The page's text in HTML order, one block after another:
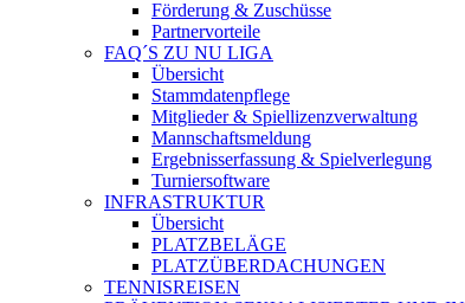
Förderung & Zuschüsse
Partnervorteile
FAQ´S ZU NU LIGA
Übersicht
Stammdatenpflege
Mitglieder & Spiellizenzverwaltung
Mannschaftsmeldung
Ergebnisserfassung & Spielverlegung
Turniersoftware
INFRASTRUKTUR
Übersicht
PLATZBELÄGE
PLATZÜBERDACHUNGEN
TENNISREISEN